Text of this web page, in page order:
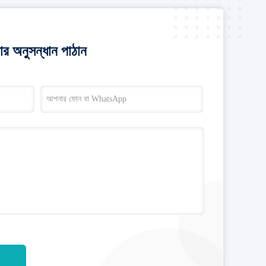
অনুসন্ধান পাঠান